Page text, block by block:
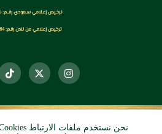
ترخـيص إعـلامي سـعودي رقــم: 160495
ترخيص إعلامي من لندن رقم: 16321584